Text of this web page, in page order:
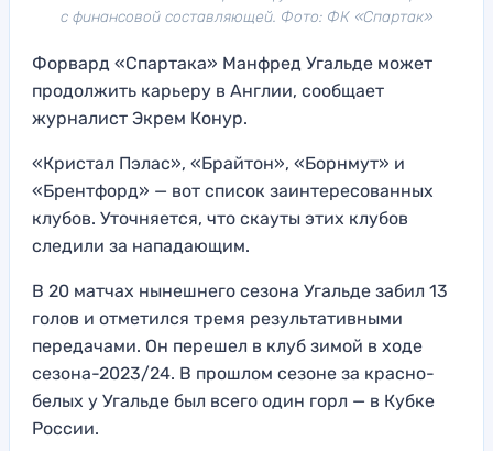
с финансовой составляющей. Фото: ФК «Спартак»
Форвард «Спартака» Манфред Угальде может
продолжить карьеру в Англии, сообщает
журналист Экрем Конур.
«Кристал Пэлас», «Брайтон», «Борнмут» и
«Брентфорд» — вот список заинтересованных
клубов. Уточняется, что скауты этих клубов
следили за нападающим.
В 20 матчах нынешнего сезона Угальде забил 13
голов и отметился тремя результативными
передачами. Он перешел в клуб зимой в ходе
сезона-2023/24. В прошлом сезоне за красно-
белых у Угальде был всего один горл — в Кубке
России.